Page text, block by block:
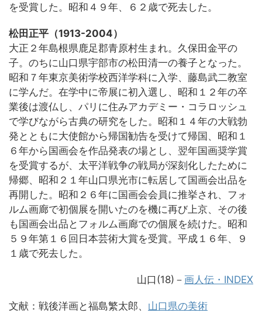
を受賞した。昭和４９年、６２歳で死去した。
松田正平（1913-2004）
大正２年島根県鹿足郡青原村生まれ。久保田金平の
子。のちに山口県宇部市の松田清一の養子となった。
昭和７年東京美術学校西洋学科に入学、藤島武二教室
に学んだ。在学中に帝展に初入選し、昭和１２年の卒
業後は渡仏し、パリに住みアカデミー・コラロッシュ
で学びながら古典の研究をした。昭和１４年の大戦勃
発とともに大使館から帰国勧告を受けて帰国、昭和１
６年から国画会を作品発表の場とし、翌年国画奨学賞
を受賞するが、太平洋戦争の戦局が深刻化したために
帰郷、昭和２１年山口県光市に転居して国画会出品を
再開した。昭和２６年に国画会会員に推挙され、フォ
ルム画廊で初個展を開いたのを機に再び上京、その後
も国画会出品とフォルム画廊での個展を続けた。昭和
５９年第１６回日本芸術大賞を受賞。平成１６年、９
１歳で死去した。
山口(18)－ 画人伝・INDEX
文献：戦後洋画と福島繁太郎、 山口県の美術